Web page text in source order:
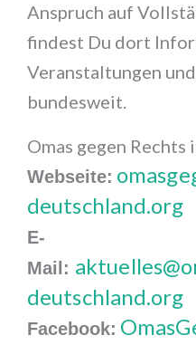
Anspruch auf
findest Du dort
Veranstaltungen
bundesweit.
Omas gegen Rechts
Webseite:
deutschland.org
E-
Mail:
deutschland.org
Facebook: